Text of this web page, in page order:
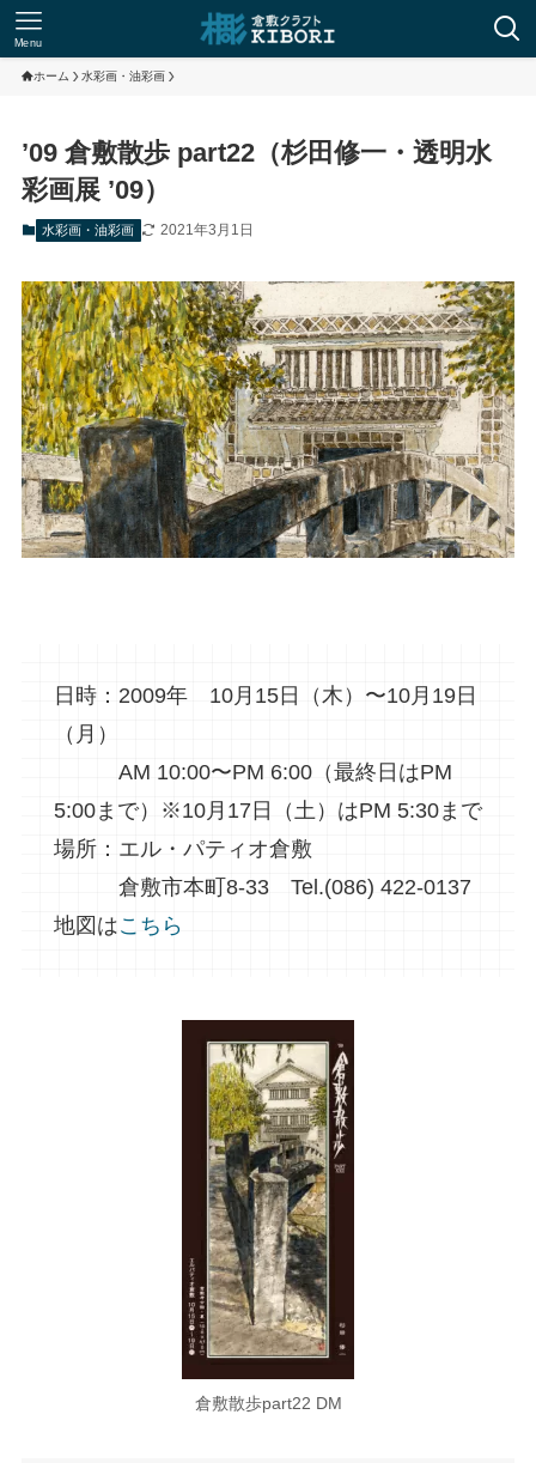
Menu
ホーム 水彩画・油彩画
’09 倉敷散歩 part22（杉田修一・透明水
彩画展 ’09）
水彩画・油彩画 2021年3月1日
日時：2009年 10月15日（木）〜10月19日
（月）
AM 10:00〜PM 6:00（最終日はPM
5:00まで）※10月17日（土）はPM 5:30まで
場所：エル・パティオ倉敷
倉敷市本町8-33 Tel.(086) 422-0137
地図はこちら
倉敷散歩part22 DM